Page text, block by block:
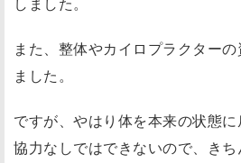
また、整体やカイロプラクター
ました。
ですが、やはり体を本来の状態
協力なしではできないので、き